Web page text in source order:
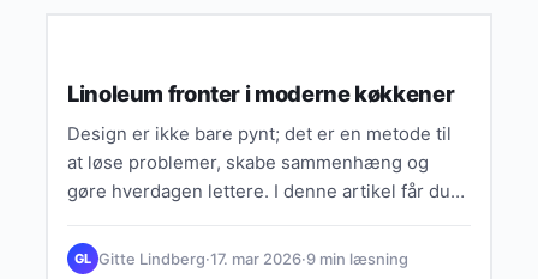
Linoleum fronter i moderne køkkener
Design er ikke bare pynt; det er en metode til
at løse problemer, skabe sammenhæng og
gøre hverdagen lettere. I denne artikel får du…
GL Gitte Lindberg·17. mar 2026·9 min læsning